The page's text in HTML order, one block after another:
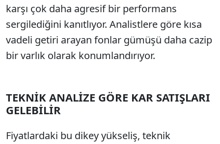
karşı çok daha agresif bir performans
sergilediğini kanıtlıyor. Analistlere göre kısa
vadeli getiri arayan fonlar gümüşü daha cazip
bir varlık olarak konumlandırıyor.
TEKNİK ANALİZE GÖRE KAR SATIŞLARI
GELEBİLİR
Fiyatlardaki bu dikey yükseliş, teknik